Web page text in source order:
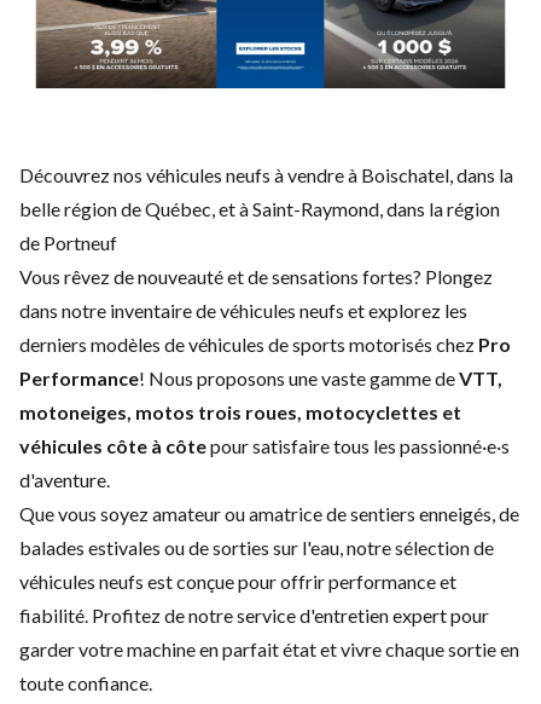
Découvrez nos véhicules neufs à vendre à Boischatel, dans la
belle région de Québec, et à Saint-Raymond, dans la région
de Portneuf
Vous rêvez de nouveauté et de sensations fortes? Plongez
dans notre inventaire de véhicules neufs et explorez les
derniers modèles de véhicules de sports motorisés chez Pro
Performance! Nous proposons une vaste gamme deVTT,
motoneiges, motos trois roues, motocyclettes et
véhicules côte à côtepour satisfaire tous les passionné·e·s
d'aventure.
Que vous soyez amateur ou amatrice de sentiers enneigés, de
balades estivales ou de sorties sur l'eau, notre sélection de
véhicules neufs est conçue pour offrir performance et
fiabilité. Profitez de notre service d'entretien expertpour
garder votre machine en parfait état et vivre chaque sortie en
toute confiance.